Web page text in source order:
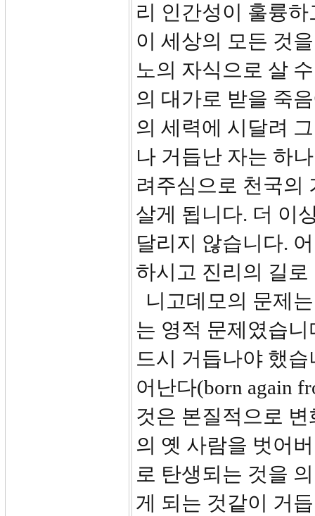
리 인간성이 훌륭
이 세상의 모든 것
노의 자식으로 살
의 대가로 받을 죽
의 세력에 시달려
나 거듭난 자는 하
려주심으로 천국의
살게 됩니다. 더 이
달리지 않습니다.
하시고 진리의 길
니고데모의 문제
는 영적 문제였습
드시 거듭나야 했
어난다(born again
것은 본질적으로
의 옛 사람을 벗어
로 탄생되는 것을
게 되는 것같이 거